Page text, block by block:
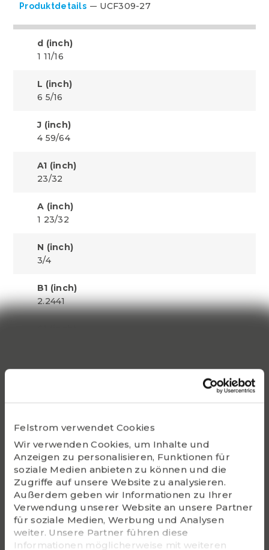
Felstrom verwendet Cookies
Wir verwenden Cookies, um Inhalte und
Anzeigen zu personalisieren, Funktionen für
soziale Medien anbieten zu können und die
Zugriffe auf unsere Website zu analysieren.
Außerdem geben wir Informationen zu Ihrer
Verwendung unserer Website an unsere Partner
für soziale Medien, Werbung und Analysen
weiter. Unsere Partner führen diese
Informationen möglicherweise mit weiteren
Produktdetails UCF309-27
d (inch)
1 11/16
L (inch)
6 5/16
J (inch)
4 59/64
A1 (inch)
23/32
A (inch)
1 23/32
N (inch)
3/4
B1 (inch)
2.2441
Static Co
UC309-27
Housing
F309
G - Bolt size
5/8
m (kg)
3.8